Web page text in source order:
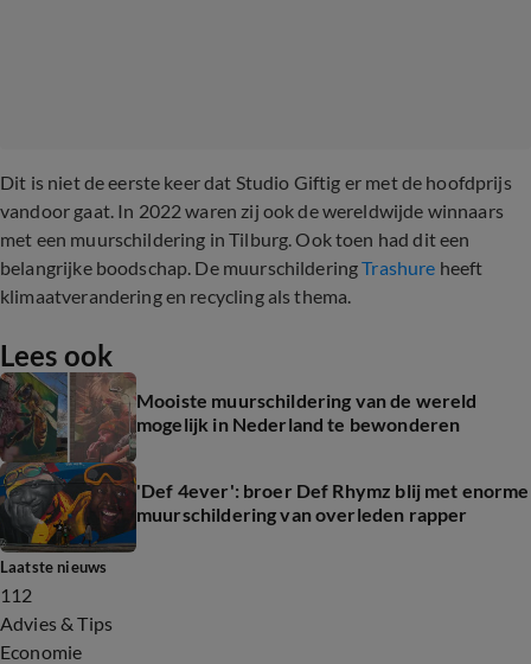
Dit is niet de eerste keer dat Studio Giftig er met de hoofdprijs
vandoor gaat. In 2022 waren zij ook de wereldwijde winnaars
met een muurschildering in Tilburg. Ook toen had dit een
belangrijke boodschap. De muurschilderingTrashure heeft
klimaatverandering en recycling als thema.
Lees ook
Mooiste muurschildering van de wereld
mogelijk in Nederland te bewonderen
'Def 4ever': broer Def Rhymz blij met enorme
muurschildering van overleden rapper
Laatste nieuws
112
Advies & Tips
Economie